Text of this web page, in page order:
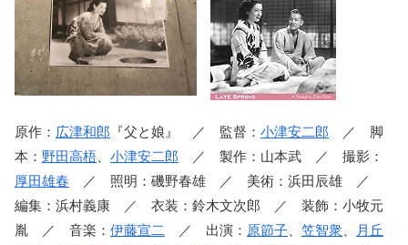
原作： 広津和郎 『父と娘』 ／ 監督： 小津安二郎 ／ 脚
本： 野田高梧 小津安二郎 ／ 製作：山本武 ／ 撮影：
厚田雄春 ／ 照明：磯野春雄 ／ 美術：浜田辰雄 ／
編集：浜村義康 ／ 衣装：鈴木文次郎 ／ 装飾：小牧元
胤 ／ 音楽： 伊藤宣二 ／ 出演： 原節子 笠智衆
月丘